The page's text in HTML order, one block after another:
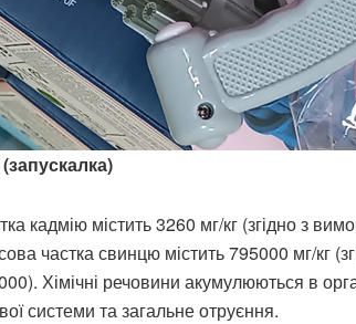
кадмію містить 3260 мг/кг (згідно з
частка свинцю містить 795000 мг/кг
Хімічні речовини акумулюються в
системи та загальне отруєння.